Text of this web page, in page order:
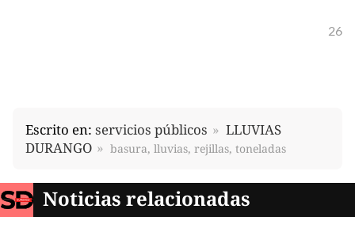
26
Escrito en: servicios públicos
LLUVIAS
DURANGO
basura, lluvias, rejillas, toneladas
Noticias relacionadas